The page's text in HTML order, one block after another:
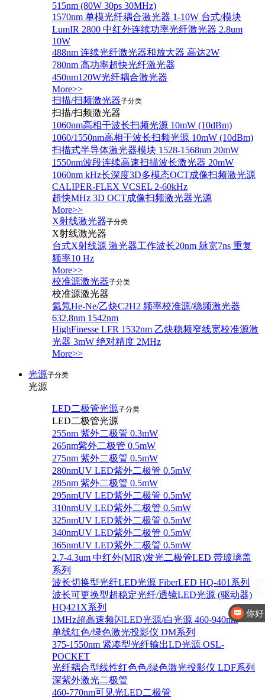
515nm (80W 30ps 30MHz)
1570nm 单模光纤耦合激光器 1-10W 台式/模块
LumIR 2800 中红外连续功率光纤激光器 2.8um
10W
488nm 连续光纤激光器和放大器 高达2W
780nm 高功率超快光纤激光器
450nm120W光纤耦合激光器
More>>
扫描/扫频激光器子分类
扫描/扫频激光器
1060nm高相干波长扫频光源 10mW (10dBm)
1060/1550nm高相干波长扫频光源 10mW (10dBm)
扫描式半导体激光器模块 1528-1568nm 20mW
1550nm波段连续高速扫描波长激光器 20mW
1060nm kHz长深度3D多模态OCT成像扫频激光源
CALIPER-FLEX VCSEL 2-60kHz
超快MHz 3D OCT成像扫频激光器光源
More>>
X射线激光器子分类
X射线激光器
台式X射线源 激光器工作波长20nm 脉宽7ns 重复
频率10 Hz
More>>
校准源激光器子分类
校准源激光器
氦氖He-Ne/乙炔C2H2 频率校准源/稳频激光器
632.8nm 1542nm
HighFinesse LFR 1532nm 乙炔稳频窄线宽校准源激
光器 3mW 绝对精度 2MHz
More>>
光源子分类
光源
LED二极管光源子分类
LED二极管光源
255nm 紫外二极管 0.3mW
265nm紫外二极管 0.5mW
275nm 紫外二极管 0.5mW
280nmUV LED紫外二极管 0.5mW
285nm 紫外二极管 0.5mW
295nmUV LED紫外二极管 0.5mW
310nmUV LED紫外二极管 0.5mW
325nmUV LED紫外二极管 0.5mW
340nmUV LED紫外二极管 0.5mW
365nmUV LED紫外二极管 0.5mW
2.7-4.3um 中红外(MIR)发光二极管LED 带玻璃盖
系列
波长切换型光纤LED光源 FiberLED HQ-401系列
波长可更换型超稳定光纤/透镜LED光源 (驱动器)
HQ421X系列
1MHz超高速频闪LED光源/白光源 460-940nm
单线红色/绿色激光投影仪 DM系列
375-1550nm 紧凑型光纤输出LD光源 OSL-
POCKET
光纤耦合型线性红色色/绿色激光投影仪 LDF系列
深紫外激光二极管
460-770nm可见光LED二极管
你